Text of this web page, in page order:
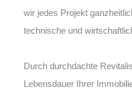
wir jedes Projekt
technische und
Durch durchdachte
Lebensdauer Ihrer